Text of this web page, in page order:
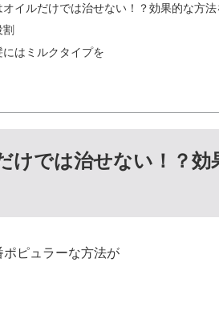
イルだけでは治せない！？効果的な方
はミルクタイプを
けでは治せない！？効
ピュラーな方法が